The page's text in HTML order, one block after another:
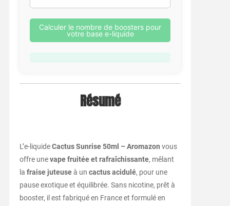
Calculer le nombre de boosters pour
votre base e-liquide
Résumé
L’e-liquideCactus Sunrise 50ml – Aromazon vous
offre unevape fruitée et rafraîchissante, mêlant
la fraise juteuseà un cactus acidulé, pour une
pause exotique et équilibrée. Sans nicotine, prêt à
booster, il est fabriqué en France et formulé en